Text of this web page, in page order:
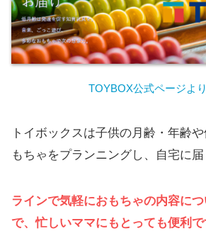
TOYBOX公式ページよ
トイボックスは子供の月齢・年齢
もちゃをプランニングし、自宅に届
ラインで気軽におもちゃの内容に
で、忙しいママにもとっても便利で